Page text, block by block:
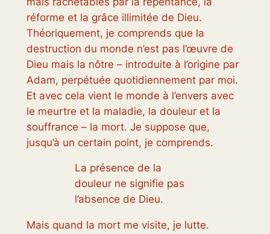
réforme et la grâce illimitée de Dieu.
Théoriquement, je comprends que la
destruction du monde n’est pas l’œuvre de
Dieu mais la nôtre – introduite à l’origine par
Adam, perpétuée quotidiennement par moi.
Et avec cela vient le monde à l’envers avec
le meurtre et la maladie, la douleur et la
souffrance – la mort. Je suppose que,
jusqu’à un certain point, je comprends.
La présence de la
douleur ne signifie pas
l’absence de Dieu.
Mais quand la mort me visite, je lutte.